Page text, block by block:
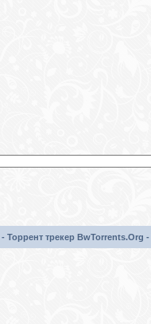
- Торрент трекер BwTorrents.Org -